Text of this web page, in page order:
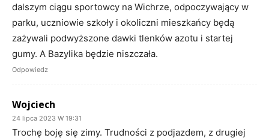
dalszym ciągu sportowcy na Wichrze, odpoczywający w
parku, uczniowie szkoły i okoliczni mieszkańcy będą
zażywali podwyższone dawki tlenków azotu i startej
gumy. A Bazylika będzie niszczała.
Odpowiedz
Wojciech
24 lipca 2023 W 19:31
Trochę boję się zimy. Trudności z podjazdem, z drugiej